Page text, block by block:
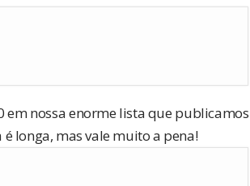
em nossa enorme lista que publicamos
longa, mas vale muito a pena!